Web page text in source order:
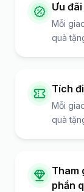
Ưu
Mỗi
quà
Tích
Mỗi
quà
Tham
phần